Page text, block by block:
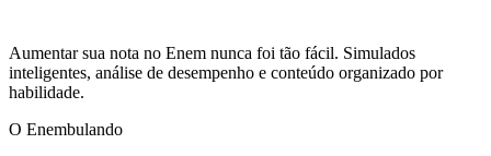
Aumentar sua nota no Enem nunca foi tão fácil. Simulados
inteligentes, análise de desempenho e conteúdo organizado por
habilidade.
O Enembulando